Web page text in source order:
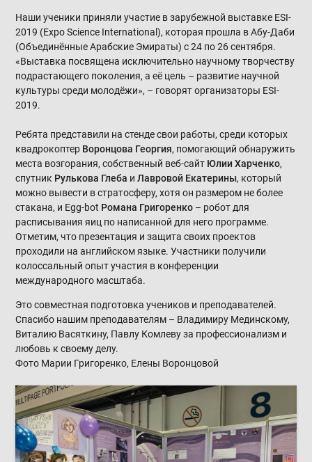
Наши ученики приняли участие в зарубежной выставке ESI-
2019 (Expo Science International), которая прошла в Абу-Даби
(Объединённые Арабские Эмираты) с 24 по 26 сентября.
«Выставка посвящена исключительно научному творчеству
подрастающего поколения, а её цель – развитие научной
культуры среди молодёжи», – говорят организаторы ESI-
2019.
Ребята представили на стенде свои работы, среди которых
квадрокоптер Воронцова Георгия, помогающий обнаружить
места возгорания, собственный веб-сайт Юлии Харченко,
спутник Рулькова Глеба иЛавровой Екатерины, который
можно вывести в стратосферу, хотя он размером не более
стакана, и Egg-bot Романа Григоренко – робот для
расписывания яиц по написанной для него программе.
Отметим, что презентация и защита своих проектов
проходили на английском языке. Участники получили
колоссальный опыт участия в конференции
международного масштаба.
Это совместная подготовка учеников и преподавателей.
Спасибо нашим преподавателям – Владимиру Мединскому,
Виталию Васяткину, Павлу Комлеву за профессионализм и
любовь к своему делу.
Фото Марии Григоренко, Елены Воронцовой